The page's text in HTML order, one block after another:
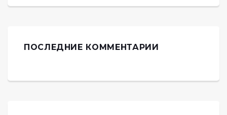
ПОСЛЕДНИЕ КОММЕНТАРИИ